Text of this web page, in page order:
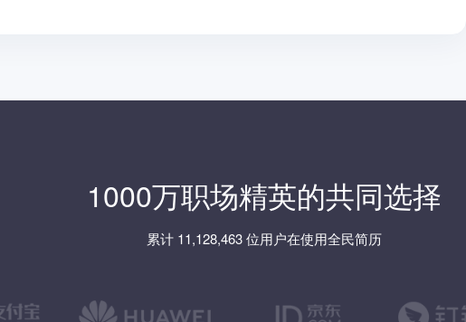
1000万职场精英的共同选择
累计 11,128,463 位用户在使用全民简历